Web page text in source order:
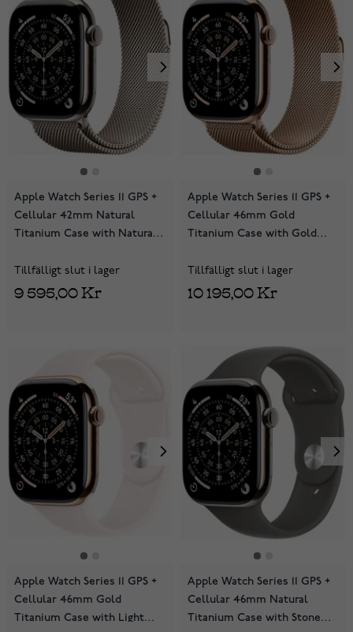
Apple Watch Series 11 GPS +
Cellular 42mm Natural
Titanium Case with Natural
Tillfälligt slut i lager
9 595,00 Kr
Apple Watch Series 11 GPS +
Cellular 46mm Gold
Titanium Case with Gold
Tillfälligt slut i lager
10 195,00 Kr
Apple Watch Series 11 GPS +
Cellular 46mm Gold
Titanium Case with Light
Apple Watch Series 11 GPS +
Cellular 46mm Natural
Titanium Case with Stone